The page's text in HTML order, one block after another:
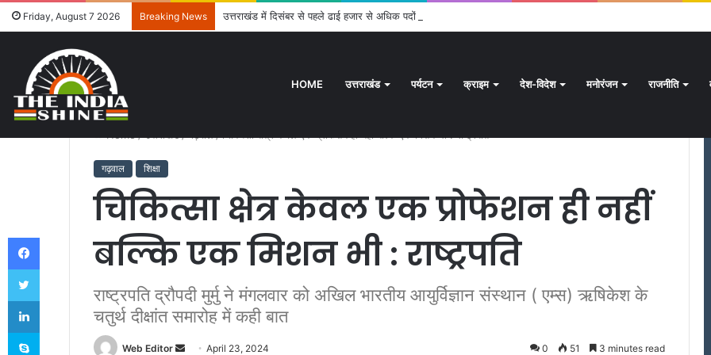
Friday, August 7 2026 Breaking News उत्तराखंड में दिसंबर से पहले ढाई हजार से अधिक पदों के लिए भरे जाएंगे फार्म
HOME उत्तराखंड पर्यटन क्राइम देश-विदेश मनोरंजन राजनीति
गढ़वाल शिक्षा
चिकित्सा क्षेत्र केवल एक प्रोफेशन ही नहीं
बल्कि एक मिशन भी : राष्ट्रपति
राष्ट्रपति द्रौपदी मुर्मु ने मंगलवार को अखिल भारतीय आयुर्विज्ञान संस्थान ( एम्स) ऋषिकेश के
चतुर्थ दीक्षांत समारोह में कही बात
Web Editor April 23, 2024 0 51 3 minutes read